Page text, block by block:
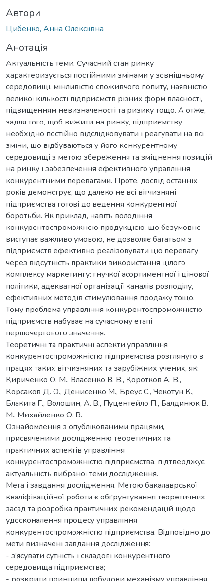
Автори
Цибенко, Анна Олексіївна
Анотація
Актуальність теми. Сучасний стан ринку
характеризується постійними змінами у зовнішньому
середовищі, мінливістю споживчого попиту, наявністю
великої кількості підприємств різних форм власності,
підвищенням невизначеності та ризику тощо. А отже,
задля того, щоб вижити на ринку, підприємству
необхідно постійно відслідковувати і реагувати на всі
зміни, що відбуваються у його конкурентному
середовищі з метою збереження та зміцнення позицій
на ринку і забезпечення ефективного управління
конкурентними перевагами. Проте, досвід останніх
років демонструє, що далеко не всі вітчизняні
підприємства готові до ведення конкурентної
боротьби. Як приклад, навіть володіння
конкурентоспроможною продукцією, що безумовно
виступає важливо умовою, не дозволяє багатьом з
підприємств ефективно реалізовувати цю перевагу
через відсутність практики використання цілого
комплексу маркетингу: гнучкої асортиментної і цінової
політики, адекватної організації каналів розподілу,
ефективних методів стимулювання продажу тощо.
Тому проблема управління конкурентоспроможністю
підприємств набуває на сучасному етапі
першочергового значення.
Теоретичні та практичні аспекти управління
конкурентоспроможністю підприємства розглянуто в
працях таких вітчизняних та зарубіжних учених, як:
Кириченко О. М., Власенко В. В., Коротков А. В.,
Корсаков Д. О., Денисенко М., Бреус C., Чекотун К.,
Блакита Г., Волошин, А. В., Пуцентейло П., Балдинюк В.
М., Михайленко О. В.
Ознайомлення з опублікованими працями,
присвяченими дослідженню теоретичних та
практичних аспектів управління
конкурентоспроможністю підприємства, підтверджує
актуальність вибраної теми дослідження.
Мета і завдання дослідження. Метою бакалаврської
кваліфікаційної роботи є обґрунтування теоретичних
засад та розробка практичних рекомендацій щодо
удосконалення процесу управління
конкурентоспроможністю підприємства. Відповідно до
мети визначені завдання дослідження:
- з’ясувати сутність і складові конкурентного
середовища підприємства;